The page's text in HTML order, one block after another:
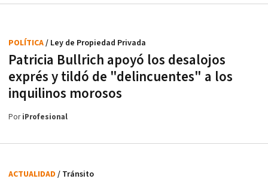
Patricia Bullrich apoyó los desalojos
exprés y tildó de "delincuentes" a los
inquilinos morosos
POLÍTICA/ Ley de Propiedad Privada
PoriProfesional
ACTUALIDAD / Tránsito